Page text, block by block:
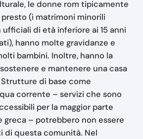
le donne rom tipicamente
(i matrimoni minorili
di età inferiore ai 15 anni
hanno molte gravidanze e
bambini. Inoltre, hanno la
e mantenere una casa
di base come
corrente – servizi che sono
per la maggior parte
greca – potrebbero non essere
di questa comunità. Nel